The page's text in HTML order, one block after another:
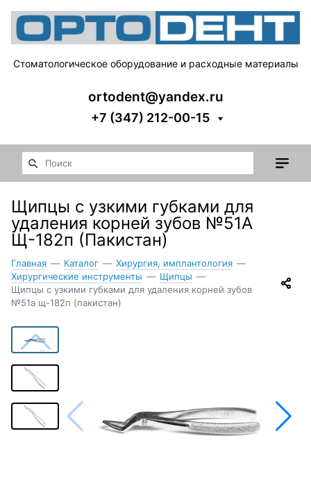
Стоматологическое оборудование и расходные материалы
ortodent@yandex.ru
+7 (347) 212-00-15
Щипцы с узкими губками для
удаления корней зубов №51А
Щ-182п (Пакистан)
Главная — Каталог — Хирургия, имплантология —
Хирургические инструменты — Щипцы —
Щипцы с узкими губками для удаления корней зубов
№51а щ-182п (пакистан)